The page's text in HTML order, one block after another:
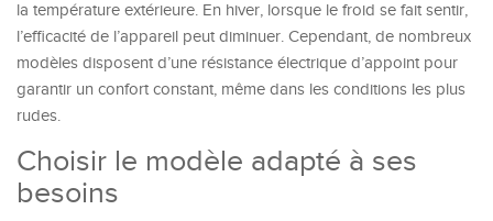
la température extérieure. En hiver, lorsque le froid se fait sentir,
l’efficacité de l’appareil peut diminuer. Cependant, de nombreux
modèles disposent d’une résistance électrique d’appoint pour
garantir un confort constant, même dans les conditions les plus
rudes.
Choisir le modèle adapté à ses
besoins